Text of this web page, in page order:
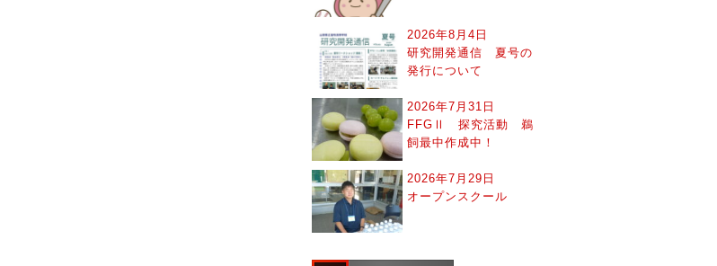
2026年8月4日
研究開発通信 夏号の
発行について
2026年7月31日
FFGⅡ 探究活動 鵜
飼最中作成中！
2026年7月29日
オープンスクール